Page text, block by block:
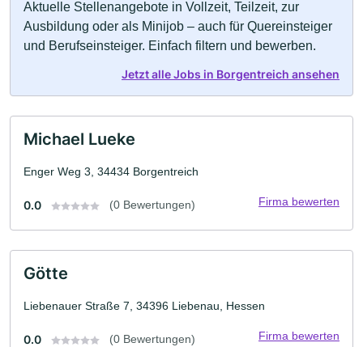
Aktuelle Stellenangebote in Vollzeit, Teilzeit, zur
Ausbildung oder als Minijob – auch für Quereinsteiger
und Berufseinsteiger. Einfach filtern und bewerben.
Jetzt alle Jobs in Borgentreich ansehen
Michael Lueke
Enger Weg 3, 34434 Borgentreich
0.0 (0 Bewertungen) Firma bewerten
Götte
Liebenauer Straße 7, 34396 Liebenau, Hessen
0.0 (0 Bewertungen) Firma bewerten